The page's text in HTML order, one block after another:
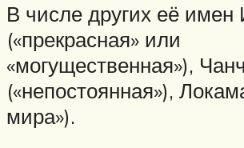
В числе других её имен
(«прекрасная» или
«могущественная»),
(«непостоянная»),
мира»).